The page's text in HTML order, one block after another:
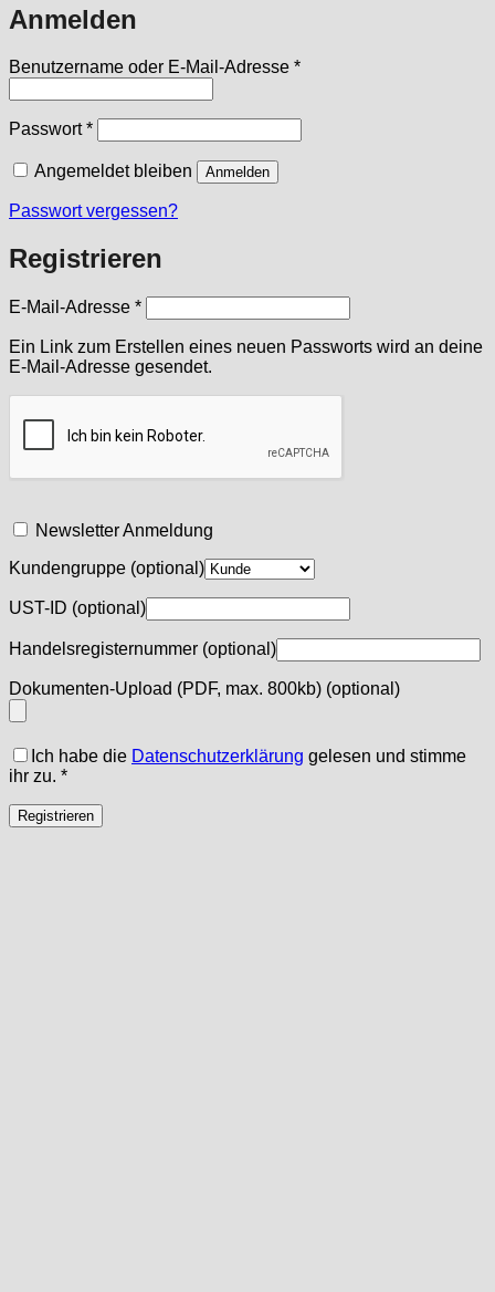
Anmelden
Benutzername oder E-Mail-Adresse *Erforderlich
Passwort*Erforderlich
Angemeldet bleiben Anmelden
Passwort vergessen?
Registrieren
E-Mail-Adresse *Erforderlich
Ein Link zum Erstellen eines neuen Passworts wird an deine
E-Mail-Adresse gesendet.
Newsletter Anmeldung
Kundengruppe (optional)
UST-ID (optional)
Handelsregisternummer (optional)
Dokumenten-Upload (PDF, max. 800kb) (optional)
Ich habe die Datenschutzerklärung gelesen und stimme
ihr zu. *
Registrieren